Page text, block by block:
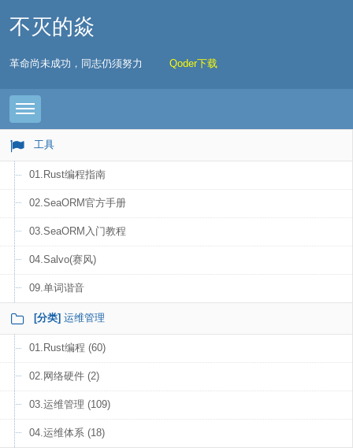
不灭的焱
革命尚未成功，同志仍须努力 Qoder下载
Toggle navigation
工具
01.Rust编程指南
02.SeaORM官方手册
03.SeaORM入门教程
04.Salvo(赛风)
09.单词谐音
[分类] 运维管理
01.Rust编程 (60)
02.网络硬件 (2)
03.运维管理 (109)
04.运维体系 (18)